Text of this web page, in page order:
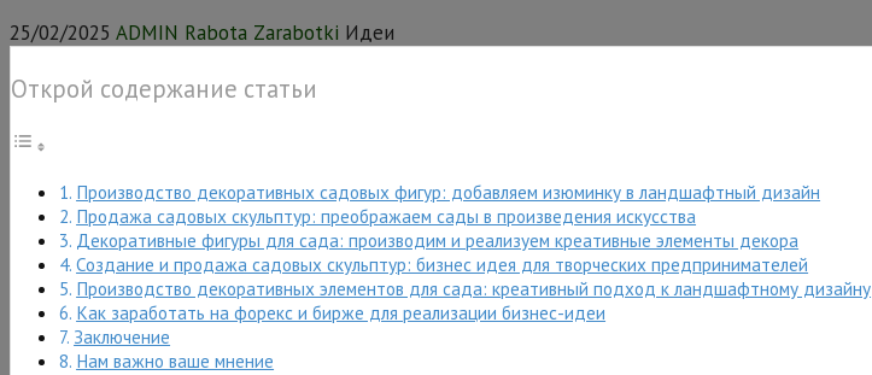
25/02/2025 ADMIN Rabota Zarabotki Идеи
Открой содержание статьи
Производство декоративных садовых фигур: добавляем изюминку в ландшафтный дизайн
Продажа садовых скульптур: преображаем сады в произведения искусства
Декоративные фигуры для сада: производим и реализуем креативные элементы декора
Создание и продажа садовых скульптур: бизнес идея для творческих предпринимателей
Производство декоративных элементов для сада: креативный подход к ландшафтному дизайну
Как заработать на форекс и бирже для реализации бизнес-идеи
Заключение
Нам важно ваше мнение